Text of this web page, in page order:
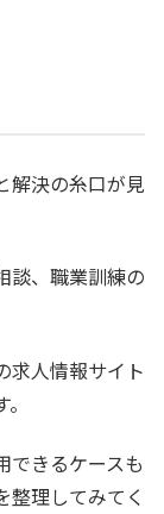
解決の糸口が見
談、職業訓練の
求人情報サイト
できるケースも
整理してみてく